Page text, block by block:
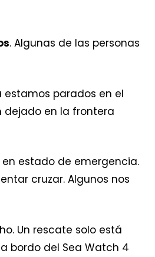
. Algunas de las personas
estamos parados en el
dejado en la frontera
estado de emergencia.
cruzar. Algunos nos
Un rescate solo está
bordo del Sea Watch 4